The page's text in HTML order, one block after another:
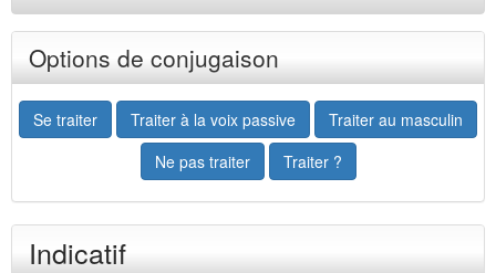
Options de conjugaison
Se traiter Traiter à la voix passive
Traiter au masculin
Ne pas traiter
Traiter ?
Indicatif